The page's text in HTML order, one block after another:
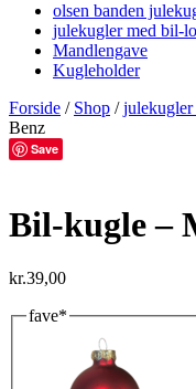
olsen banden
julekugler med bil-
Mandlengave
Kugleholder
Forside / Shop /
Benz
Save
Bil-kugle –
kr.39,00
fave*